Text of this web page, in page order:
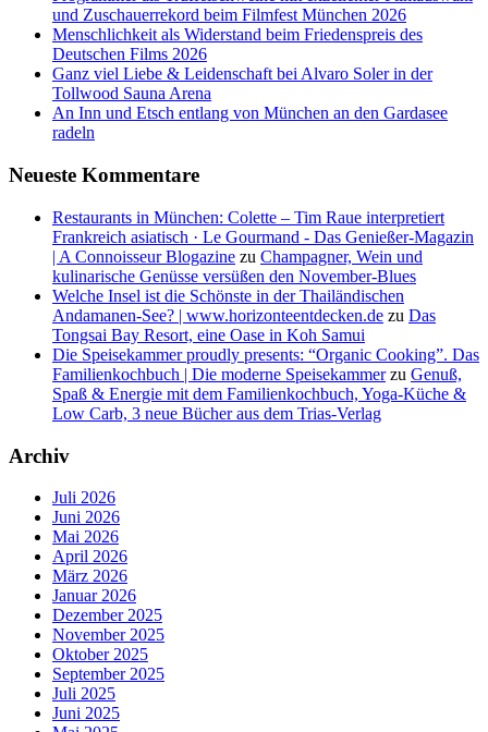
und Zuschauerrekord beim Filmfest München 2026
Menschlichkeit als Widerstand beim Friedenspreis des
Deutschen Films 2026
Ganz viel Liebe & Leidenschaft bei Alvaro Soler in der
Tollwood Sauna Arena
An Inn und Etsch entlang von München an den Gardasee
radeln
Neueste Kommentare
Restaurants in München: Colette – Tim Raue interpretiert
Frankreich asiatisch · Le Gourmand - Das Genießer-Magazin
| A Connoisseur Blogazine zu Champagner, Wein und
kulinarische Genüsse versüßen den November-Blues
Welche Insel ist die Schönste in der Thailändischen
Andamanen-See? | www.horizonteentdecken.de zu Das
Tongsai Bay Resort, eine Oase in Koh Samui
Die Speisekammer proudly presents: “Organic Cooking”. Das
Familienkochbuch | Die moderne Speisekammerzu Genuß,
Spaß & Energie mit dem Familienkochbuch, Yoga-Küche &
Low Carb, 3 neue Bücher aus dem Trias-Verlag
Archiv
Juli 2026
Juni 2026
Mai 2026
April 2026
März 2026
Januar 2026
Dezember 2025
November 2025
Oktober 2025
September 2025
Juli 2025
Juni 2025